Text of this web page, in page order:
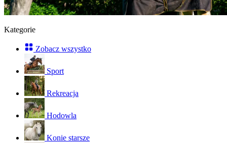
Kategorie
Zobacz wszystko
Sport
Rekreacja
Hodowla
Konie starsze